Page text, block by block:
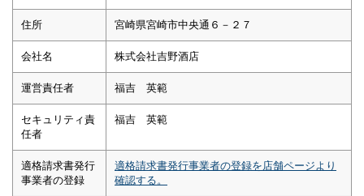
住所 宮崎県宮崎市中央通６－２７
会社名 株式会社吉野酒店
運営責任者 福吉 英範
セキュリティ責
任者
福吉 英範
適格請求書発行
事業者の登録
適格請求書発行事業者の登録を店舗ページより
確認する。